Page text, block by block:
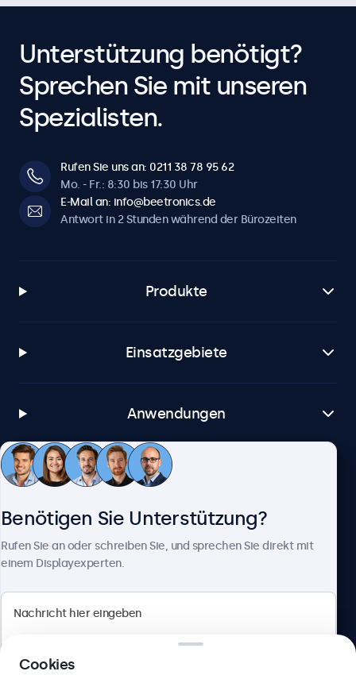
Unterstützung benötigt?
Sprechen Sie mit unseren
Spezialisten.
Rufen Sie uns an: 0211 38 78 95 62
Mo. - Fr.: 8:30 bis 17:30 Uhr
E-Mail an: info@beetronics.de
Antwort in 2 Stunden während der Bürozeiten
Produkte
Einsatzgebiete
Anwendungen
Kundenservice
Berliner Allee 59, 40212 Düsseldorf, Deutschland
Benötigen Sie Unterstützung?
Rufen Sie an oder schreiben Sie, und sprechen Sie direkt mit
einem Displayexperten.
Cookies